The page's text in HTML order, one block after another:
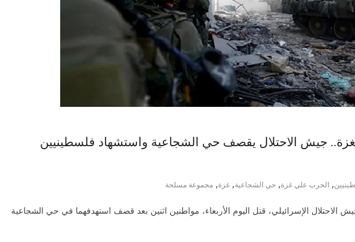
جيش الاحتلال يقصف حي الشجاعية واستشهاد فلسطينيين
, الحرب علي غزة, حي الشجاعية, غزة, مجموعة مسلحة
الاحتلال الإسرائيلي، قتل اليوم الأربعاء، مواطنين اثنين بعد قصف استهدفهما في حي الشجاعية